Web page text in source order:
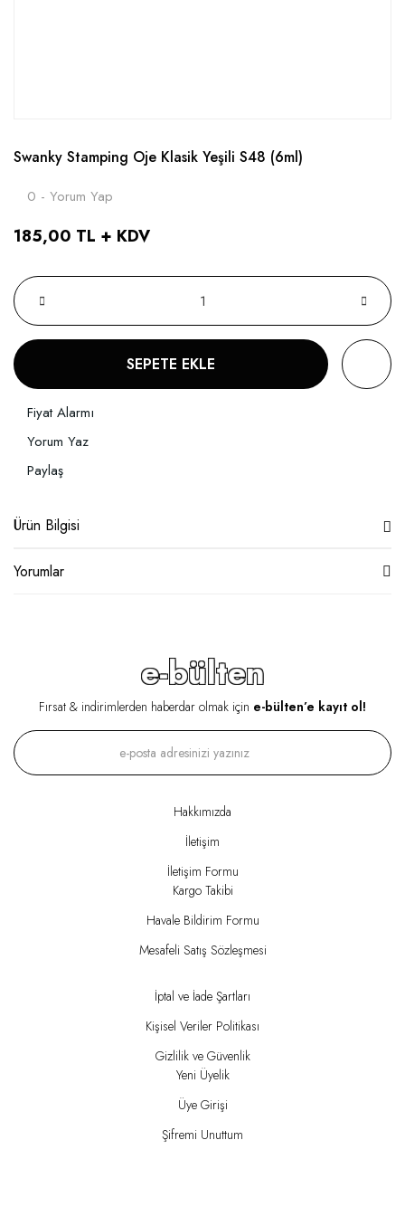
Swanky Stamping Oje Klasik Yeşili S48 (6ml)
0 - Yorum Yap
185,00 TL + KDV
SEPETE EKLE
Fiyat Alarmı
Yorum Yaz
Paylaş
Ürün Bilgisi
Yorumlar
e-bülten
Fırsat & indirimlerden haberdar olmak için e-bülten’e kayıt ol!
Hakkımızda
İletişim
İletişim Formu
Kargo Takibi
Havale Bildirim Formu
Mesafeli Satış Sözleşmesi
İptal ve İade Şartları
Kişisel Veriler Politikası
Gizlilik ve Güvenlik
Yeni Üyelik
Üye Girişi
Şifremi Unuttum